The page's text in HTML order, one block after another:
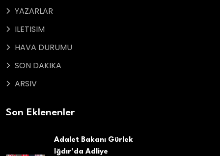
YAZARLAR
ILETISIM
HAVA DURUMU
SON DAKIKA
ARSIV
Son Eklenenler
Adalet Bakanı Gürlek
Iğdır’da Adliye